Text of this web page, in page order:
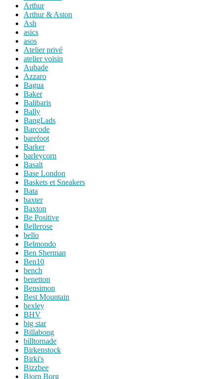
Arthur
Arthur & Aston
Ash
asics
asos
Atelier privé
atelier voisin
Aubade
Azzaro
Bagua
Baker
Balibaris
Bally
BangLads
Barcode
barefoot
Barker
barleycorn
Basalt
Base London
Baskets et Sneakers
Bata
baxter
Baxton
Be Positive
Bellerose
bello
Belmondo
Ben Sherman
Ben10
bench
benetton
Bensimon
Best Mountain
bexley
BHV
big star
Billabong
billtornade
Birkenstock
Birki's
Bizzbee
Bjorn Borg